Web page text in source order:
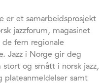
er et samarbeidsprosjekt
jazzforum, magasinet
de fem regionale
Jazz i Norge gir deg
stort og smått i norsk jazz,
plateanmeldelser samt